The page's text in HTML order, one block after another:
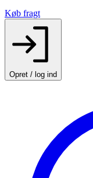
Køb fragt
Opret / log ind